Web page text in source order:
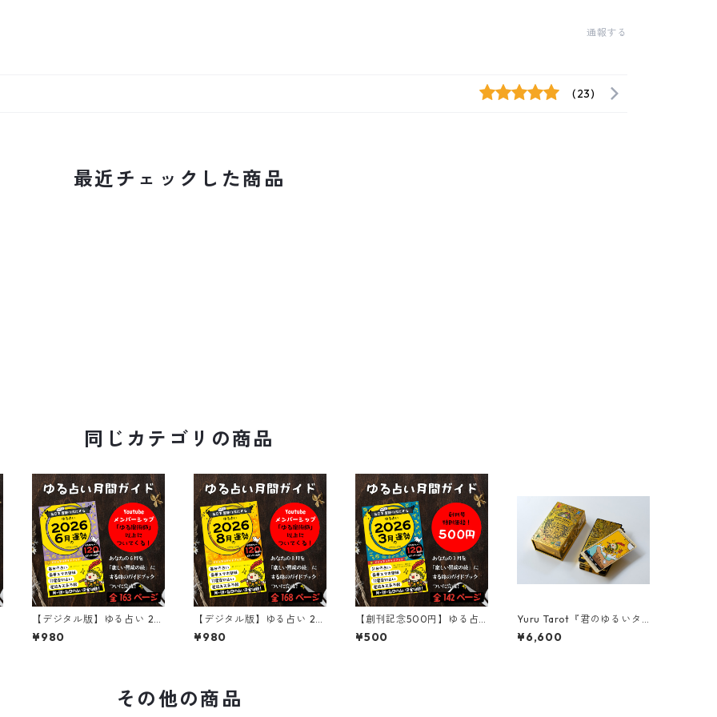
通報する
(23)
最近チェックした商品
同じカテゴリの商品
【デジタル版】ゆる占い 20
26年6月号｜毎日を冒険に変
えるビジュアル攻略ガイド
¥980
【デジタル版】ゆる占い 20
26年8月号｜毎日を冒険に変
えるビジュアル攻略ガイド
¥980
【創刊記念500円】ゆる占
い 2026年3月号｜毎日を冒
険に変えるビジュアル攻略
¥500
Yuru Tarot『君のゆるいタ
ロット占いが私を癒してく
れるから #ゆる占い 』フル
¥6,600
その他の商品